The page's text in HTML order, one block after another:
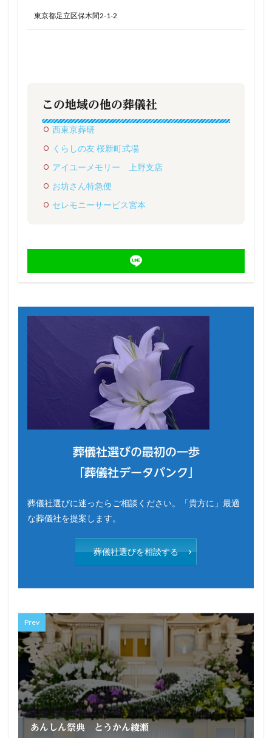
東京都足立区保木間2-1-2
この地域の他の葬儀社
西東京葬研
くらしの友 桜新町式場
アイユーメモリー 上野支店
お坊さん特急便
セレモニーサービス宮本
葬儀社選びの最初の一歩
「葬儀社データバンク」
葬儀社選びに迷ったらご相談ください。「貴方に」最適
な葬儀社を提案します。
葬儀社選びを相談する
Prev
あんしん祭典 とうかん綾瀬